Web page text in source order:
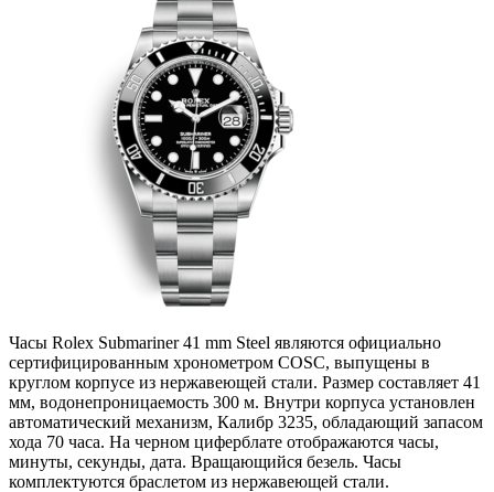
Часы Rolex Submariner 41 mm Steel являются официально
сертифицированным хронометром COSC, выпущены в
круглом корпусе из нержавеющей стали. Размер составляет 41
мм, водонепроницаемость 300 м. Внутри корпуса установлен
автоматический механизм, Калибр 3235, обладающий запасом
хода 70 часа. На черном циферблате отображаются часы,
минуты, секунды, дата. Вращающийся безель. Часы
комплектуются браслетом из нержавеющей стали.